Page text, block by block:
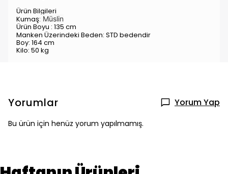
Ürün Bilgileri
Kumaş: Müslin
Ürün Boyu : 135 cm
Manken Üzerindeki Beden: STD bedendir
Boy: 164 cm
Kilo: 50 kg
Yorumlar Yorum Yap
Bu ürün için henüz yorum yapılmamış.